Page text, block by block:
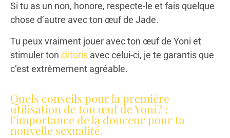
Si tu as un non, honore, respecte-le et fais quelque
chose d’autre avec ton œuf de Jade.
Tu peux vraiment jouer avec ton œuf de Yoni et
stimuler ton clitoris avec celui-ci, je te garantis que
c’est extrêmement agréable.
Quels conseils pour la première
utilisation de ton œuf de Yoni ? :
l’importance de la douceur pour ta
nouvelle sexualité.